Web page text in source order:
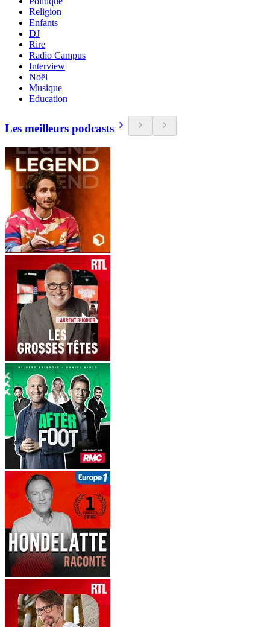
Religion
Enfants
DJ
Rire
Radio Campus
Interview
Noël
Musique
Education
Les meilleurs podcasts